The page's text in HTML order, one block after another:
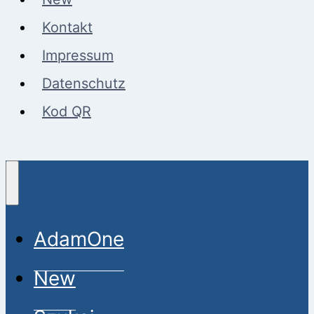
Kontakt
Impressum
Datenschutz
Kod QR
AdamOne
New